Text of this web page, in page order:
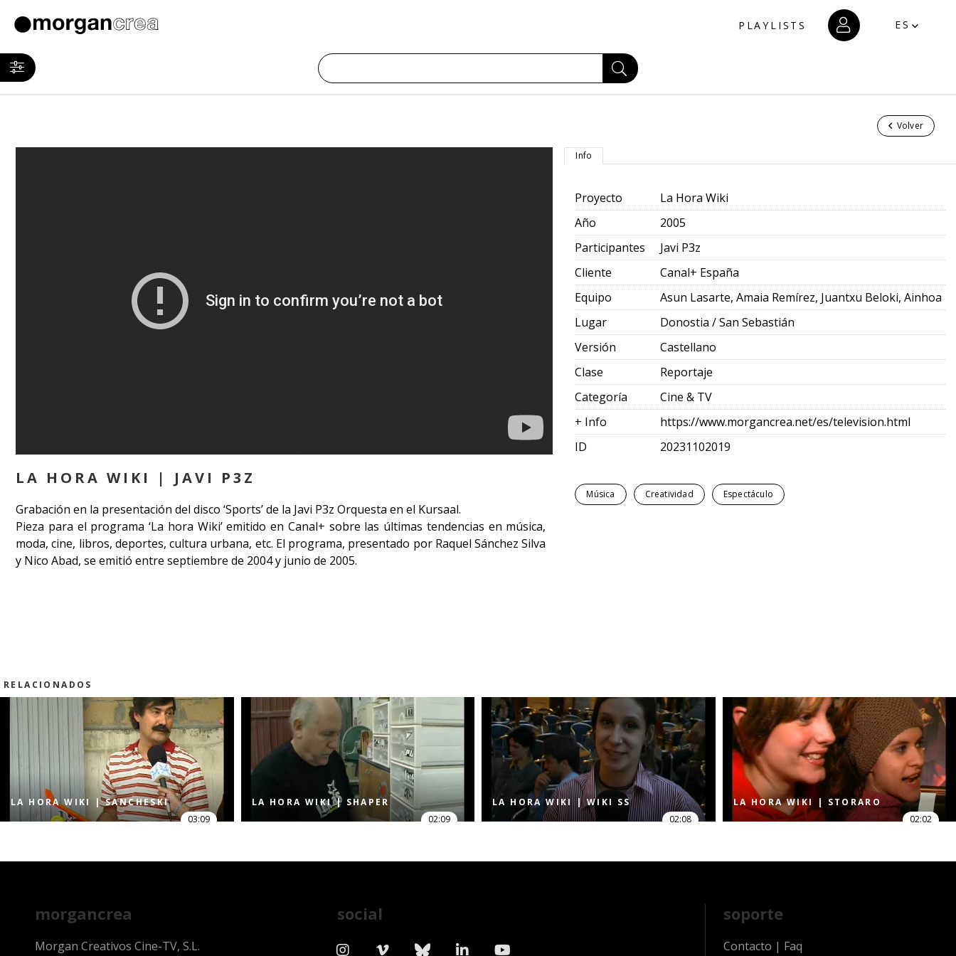
PLAYLISTS ES
Volver
LA HORA WIKI | JAVI P3Z
Grabación en la presentación del disco ‘Sports’ de la Javi P3z Orquesta en el Kursaal.
Pieza para el programa ‘La hora Wiki’ emitido en Canal+ sobre las últimas tendencias en música,
moda, cine, libros, deportes, cultura urbana, etc. El programa, presentado por Raquel Sánchez Silva
y Nico Abad, se emitió entre septiembre de 2004 y junio de 2005.
Info
Proyecto
La Hora Wiki
Año
2005
Participantes
Javi P3z
Cliente
Canal+ España
Equipo
Asun Lasarte, Amaia Remírez, Juantxu Beloki, Ainhoa
Lugar
Donostia / San Sebastián
Versión
Castellano
Clase
Reportaje
Categoría
Cine & TV
+ Info
https://www.morgancrea.net/es/television.html
ID
20231102019
Música Creatividad Espectáculo
RELACIONADOS
LA HORA WIKI | SANCHESKI
03:09
LA HORA WIKI | SHAPER
02:09
LA HORA WIKI | WIKI SS
02:08
LA HORA WIKI | STORARO
02:02
morgancrea
Morgan Creativos Cine-TV, S.L.
social soporte
Contacto | Faq